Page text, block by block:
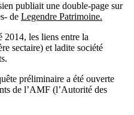
publiait une double-page sur
de Legendre Patrimoine.
2014, les liens entre la
sectaire) et ladite société
préliminaire a été ouverte
de l’AMF (l’Autorité des